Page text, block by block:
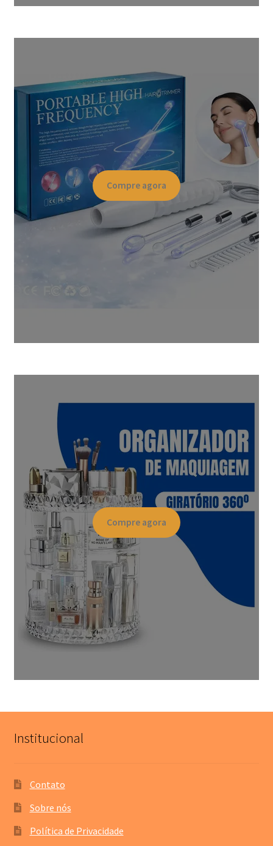
Compre agora
Compre agora
Institucional
Contato
Sobre nós
Política de Privacidade